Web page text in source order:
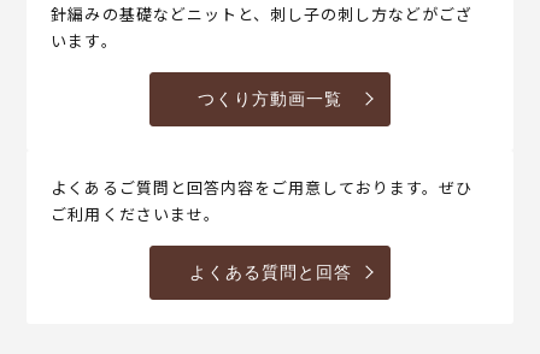
針編みの基礎などニットと、刺し子の刺し方などがござ
います。
つくり方動画一覧
よくあるご質問と回答内容をご用意しております。ぜひ
ご利用くださいませ。
よくある質問と回答